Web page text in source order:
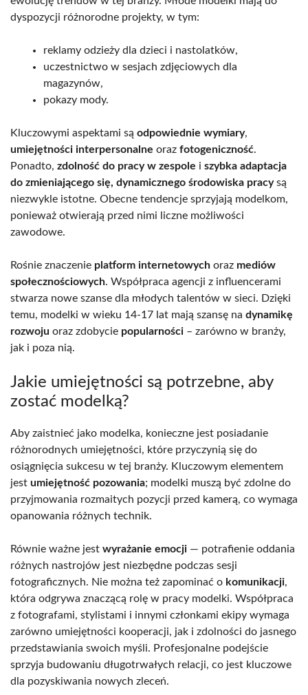
dyspozycji różnorodne projekty, w tym:
reklamy odzieży dla dzieci i nastolatków,
uczestnictwo w sesjach zdjęciowych dla
magazynów,
pokazy mody.
Kluczowymi aspektami są odpowiednie wymiary,
umiejętności interpersonalne oraz fotogeniczność.
Ponadto, zdolność do pracy w zespole i szybka adaptacja
do zmieniającego się, dynamicznego środowiska pracysą
niezwykle istotne. Obecne tendencje sprzyjają modelkom,
ponieważ otwierają przed nimi liczne możliwości
zawodowe.
Rośnie znaczenie platform internetowych oraz mediów
społecznościowych. Współpraca agencji z influencerami
stwarza nowe szanse dla młodych talentów w sieci. Dzięki
temu, modelki w wieku 14-17 lat mają szansę na dynamikę
rozwoju oraz zdobycie popularności – zarówno w branży,
jak i poza nią.
Jakie umiejętności są potrzebne, aby
zostać modelką?
Aby zaistnieć jako modelka, konieczne jest posiadanie
różnorodnych umiejętności, które przyczynią się do
osiągnięcia sukcesu w tej branży. Kluczowym elementem
jest umiejętność pozowania; modelki muszą być zdolne do
przyjmowania rozmaitych pozycji przed kamerą, co wymaga
opanowania różnych technik.
Równie ważne jest wyrażanie emocji — potrafienie oddania
różnych nastrojów jest niezbędne podczas sesji
fotograficznych. Nie można też zapominać o komunikacji,
która odgrywa znaczącą rolę w pracy modelki. Współpraca
z fotografami, stylistami i innymi członkami ekipy wymaga
zarówno umiejętności kooperacji, jak i zdolności do jasnego
przedstawiania swoich myśli. Profesjonalne podejście
sprzyja budowaniu długotrwałych relacji, co jest kluczowe
dla pozyskiwania nowych zleceń.